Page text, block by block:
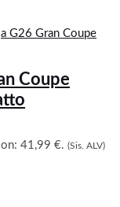
Coupe
41,99 €. (Sis. ALV)